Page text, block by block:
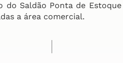
do Saldão Ponta de
a área comercial.